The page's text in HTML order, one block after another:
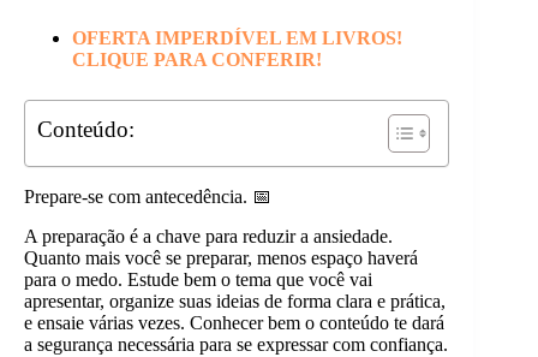
OFERTA IMPERDÍVEL EM LIVROS!
CLIQUE PARA CONFERIR!
Conteúdo:
Prepare-se com antecedência. 📅
A preparação é a chave para reduzir a ansiedade.
Quanto mais você se preparar, menos espaço haverá
para o medo. Estude bem o tema que você vai
apresentar, organize suas ideias de forma clara e prática,
e ensaie várias vezes. Conhecer bem o conteúdo te dará
a segurança necessária para se expressar com confiança.